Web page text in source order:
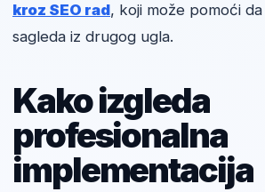
kroz SEO rad, koji može pomoći
sagleda iz drugog ugla.
Kako izgleda
profesionalna
implementacija